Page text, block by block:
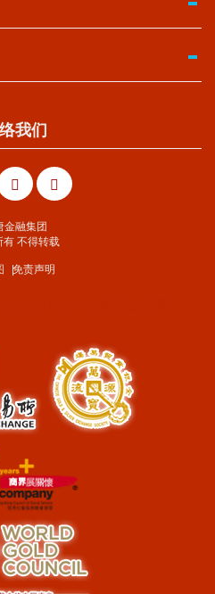
我们
金融集团
有 不得转载
免责声明